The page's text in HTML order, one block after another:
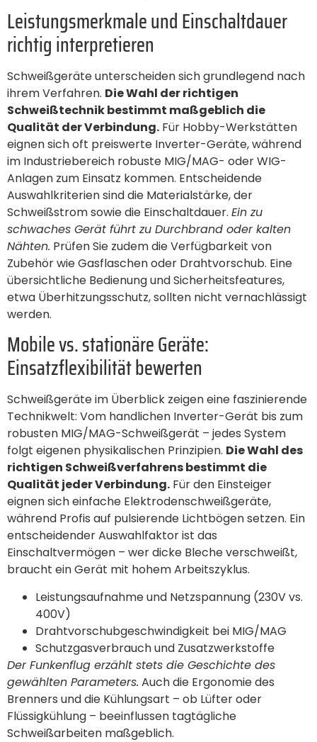
Leistungsmerkmale und Einschaltdauer
richtig interpretieren
Schweißgeräte unterscheiden sich grundlegend nach
ihrem Verfahren. Die Wahl der richtigen
Schweißtechnik bestimmt maßgeblich die
Qualität der Verbindung. Für Hobby-Werkstätten
eignen sich oft preiswerte Inverter-Geräte, während
im Industriebereich robuste MIG/MAG- oder WIG-
Anlagen zum Einsatz kommen. Entscheidende
Auswahlkriterien sind die Materialstärke, der
Schweißstrom sowie die Einschaltdauer. Ein zu
schwaches Gerät führt zu Durchbrand oder kalten
Nähten. Prüfen Sie zudem die Verfügbarkeit von
Zubehör wie Gasflaschen oder Drahtvorschub. Eine
übersichtliche Bedienung und Sicherheitsfeatures,
etwa Überhitzungsschutz, sollten nicht vernachlässigt
werden.
Mobile vs. stationäre Geräte:
Einsatzflexibilität bewerten
Schweißgeräte im Überblick zeigen eine faszinierende
Technikwelt: Vom handlichen Inverter-Gerät bis zum
robusten MIG/MAG-Schweißgerät – jedes System
folgt eigenen physikalischen Prinzipien. Die Wahl des
richtigen Schweißverfahrens bestimmt die
Qualität jeder Verbindung. Für den Einsteiger
eignen sich einfache Elektrodenschweißgeräte,
während Profis auf pulsierende Lichtbögen setzen. Ein
entscheidender Auswahlfaktor ist das
Einschaltvermögen – wer dicke Bleche verschweißt,
braucht ein Gerät mit hohem Arbeitszyklus.
Leistungsaufnahme und Netzspannung (230V vs.
400V)
Drahtvorschubgeschwindigkeit bei MIG/MAG
Schutzgasverbrauch und Zusatzwerkstoffe
Der Funkenflug erzählt stets die Geschichte des
gewählten Parameters. Auch die Ergonomie des
Brenners und die Kühlungsart – ob Lüfter oder
Flüssigkühlung – beeinflussen tagtägliche
Schweißarbeiten maßgeblich.